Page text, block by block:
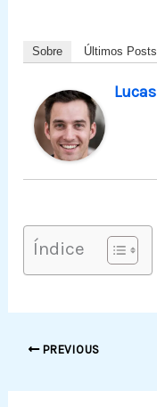
Sobre Últimos Posts
Lucas
Índice
PREVIOUS